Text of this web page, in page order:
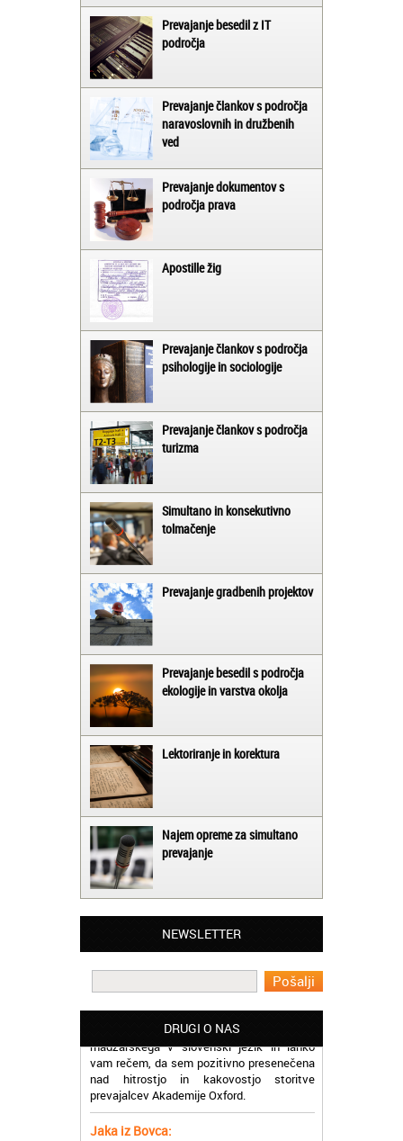
Prevajanje besedil z IT
področja
Prevajanje člankov s področja
naravoslovnih in družbenih
ved
Prevajanje dokumentov s
področja prava
Apostille žig
Prevajanje člankov s področja
psihologije in sociologije
Prevajanje člankov s področja
turizma
Simultano in konsekutivno
tolmačenje
Prevajanje gradbenih projektov
Prevajanje besedil s področja
ekologije in varstva okolja
Lektoriranje in korektura
Najem opreme za simultano
prevajanje
NEWSLETTER
DRUGI O NAS
Matjaž iz Ajdovščine:
Lahko pohvalim vse zaposlene v Akademiji
Oxford, ker so resnično profesionalni in
prevajalske storitve opravljajo hitro in
učinkoviti.
madžarskega v slovenski jezik in lahko
vam rečem, da sem pozitivno presenečena
nad hitrostjo in kakovostjo storitve
prevajalcev Akademije Oxford.
Jaka iz Bovca:
Mislim, da je odlično, ker lahko na enem